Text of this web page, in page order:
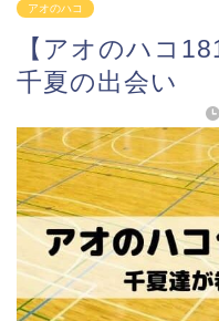
アオのハコ
【アオのハコ
千夏の出会い